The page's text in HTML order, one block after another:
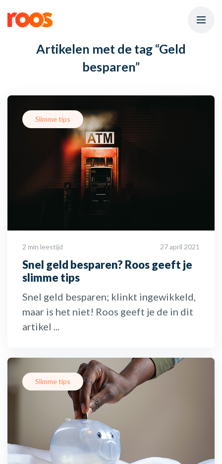
Artikelen met de tag “Geld
besparen”
Slimme tips
2 min leestijd 27 april 2021
Snel geld besparen? Roos geeft je
slimme tips
Snel geld besparen; klinkt ingewikkeld,
maar is het niet! Roos geeft je de in dit
artikel ...
Slimme tips